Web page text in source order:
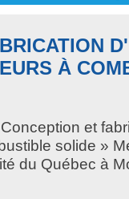
À
et
solide »
du Québec à